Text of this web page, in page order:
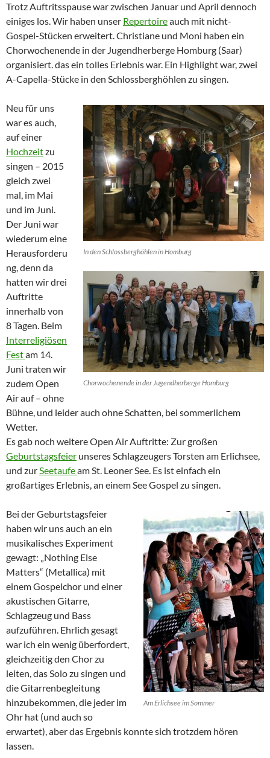
Trotz Auftritsspause war zwischen Januar und April dennoch
einiges los. Wir haben unser Repertoireauch mit nicht-
Gospel-Stücken erweitert. Christiane und Moni haben ein
Chorwochenende in der Jugendherberge Homburg (Saar)
organisiert. das ein tolles Erlebnis war. Ein Highlight war, zwei
A-Capella-Stücke in den Schlossberghöhlen zu singen.
In den Schlossberghöhlen in Homburg
Chorwochenende in der Jugendherberge Homburg
Neu für uns
war es auch,
auf einer
Hochzeitzu
singen – 2015
gleich zwei
mal, im Mai
und im Juni.
Der Juni war
wiederum eine
Herausforderu
ng, denn da
hatten wir drei
Auftritte
innerhalb von
8 Tagen. Beim
Interreligiösen
Festam 14.
Juni traten wir
zudem Open
Air auf – ohne
Bühne, und leider auch ohne Schatten, bei sommerlichem
Wetter.
Es gab noch weitere Open Air Auftritte: Zur großen
Geburtstagsfeier unseres Schlagzeugers Torsten am Erlichsee,
und zurSeetaufeam St. Leoner See. Es ist einfach ein
großartiges Erlebnis, an einem See Gospel zu singen.
Am Erlichsee im Sommer
Bei der Geburtstagsfeier
haben wir uns auch an ein
musikalisches Experiment
gewagt: „Nothing Else
Matters“ (Metallica) mit
einem Gospelchor und einer
akustischen Gitarre,
Schlagzeug und Bass
aufzuführen. Ehrlich gesagt
war ich ein wenig überfordert,
gleichzeitig den Chor zu
leiten, das Solo zu singen und
die Gitarrenbegleitung
hinzubekommen, die jeder im
Ohr hat (und auch so
erwartet), aber das Ergebnis konnte sich trotzdem hören
lassen.